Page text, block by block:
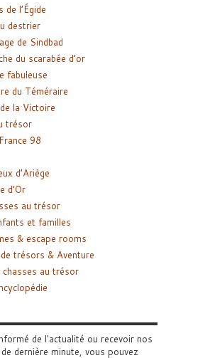
de l’Égide
destrier
de Sindbad
du scarabée d’or
fabuleuse
du Téméraire
la Victoire
trésor
98
d’Ariège
d’Or
au trésor
et familles
& escape rooms
trésors & Aventure
au trésor
de l'actualité ou recevoir nos
dernière minute, vous pouvez